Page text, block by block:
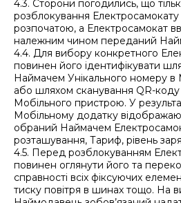
4.3. Сторони погодились, що
розблокування Електросамокату
розпочатою, а Електросамокат
належним чином переданий
4.4. Для вибору конкретного
повинен його ідентифікувати
Наймачем Унікального номеру в
або шляхом сканування QR-
Мобільного пристрою. У
Мобільному додатку
обраний Наймачем
розташування, Тариф, рівень
4.5. Перед розблокуванням
повинен оглянути його та
справності всіх фіксуючих
тиску повітря в шинах тощо. На